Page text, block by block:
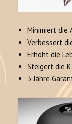
Minimiert die
Verbessert
Erhöht die
Steigert die
3 Jahre